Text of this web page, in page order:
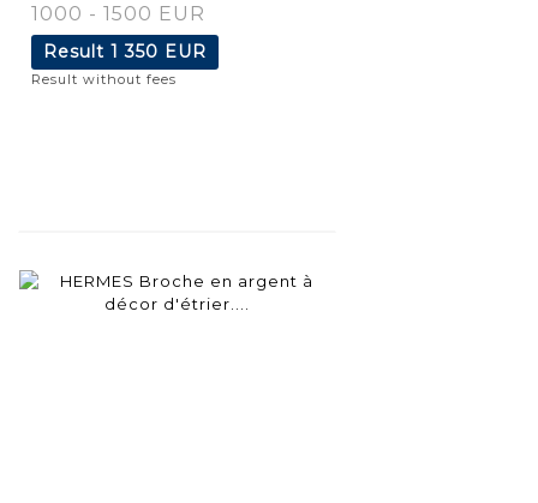
1000 - 1500 EUR
Result 1 350 EUR
Result without fees